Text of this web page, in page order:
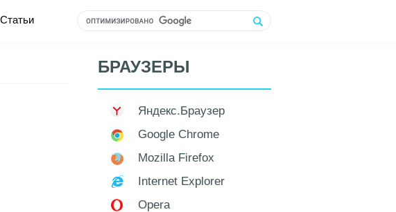
Статьи
БРАУЗЕРЫ
Яндекс.Браузер
Google Chrome
Mozilla Firefox
Internet Explorer
Opera